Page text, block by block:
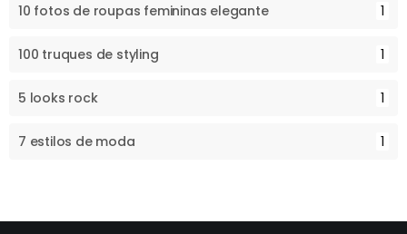
10 fotos de roupas femininas elegante 1
100 truques de styling 1
5 looks rock 1
7 estilos de moda 1